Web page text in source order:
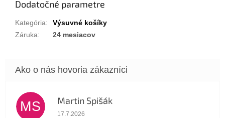
Dodatočné parametre
Kategória:
Výsuvné košíky
Záruka: 24 mesiacov
MS Martin Spišák
Hodnotenie obchodu je 5 z 5 hviezdičiek.
17.7.2026